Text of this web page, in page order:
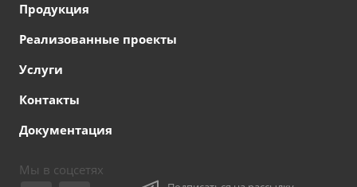
Продукция
Реализованные проекты
Услуги
Контакты
Документация
Мы в соцсетях